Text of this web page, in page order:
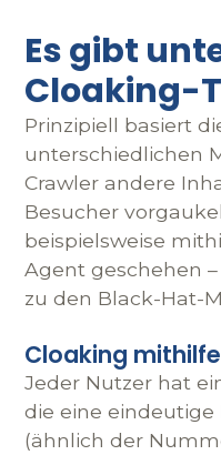
Es gibt
Cloaking-
Prinzipiell basiert
unterschiedlichen
Crawler andere
Besucher
beispielsweise
Agent geschehen
zu den Black-Hat-
Cloaking
Jeder Nutzer hat
die eine
(ähnlich der